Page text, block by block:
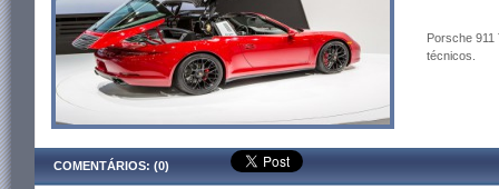
Porsche
técnicos.
COMENTÁRIOS: (0)